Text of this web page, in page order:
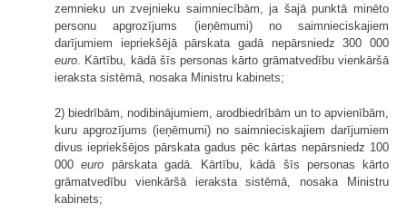
zemnieku un zvejnieku saimniecībām, ja šajā punktā minēto
personu apgrozījums (ieņēmumi) no saimnieciskajiem
darījumiem iepriekšējā pārskata gadā nepārsniedz 300 000
euro. Kārtību, kādā šīs personas kārto grāmatvedību vienkāršā
ieraksta sistēmā, nosaka Ministru kabinets;
2) biedrībām, nodibinājumiem, arodbiedrībām un to apvienībām,
kuru apgrozījums (ieņēmumi) no saimnieciskajiem darījumiem
divus iepriekšējos pārskata gadus pēc kārtas nepārsniedz 100
000euro pārskata gadā. Kārtību, kādā šīs personas kārto
grāmatvedību vienkāršā ieraksta sistēmā, nosaka Ministru
kabinets;